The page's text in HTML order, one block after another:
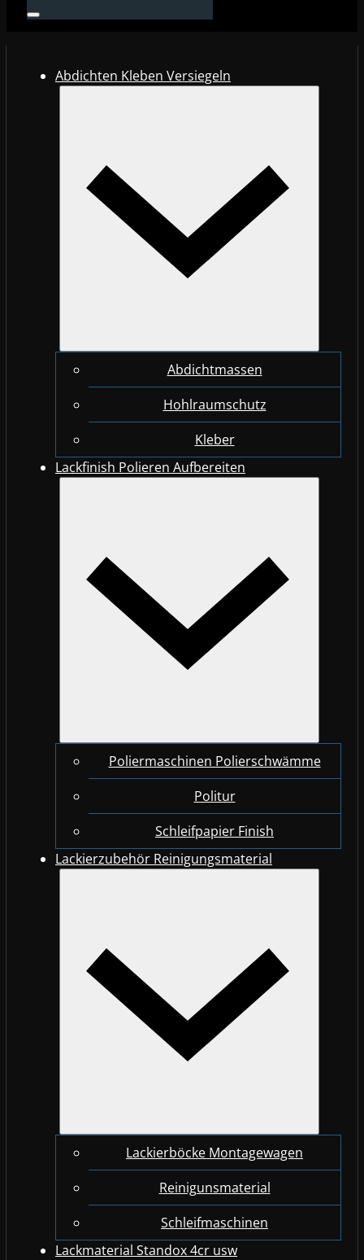
Abdichten Kleben Versiegeln
Abdichtmassen
Hohlraumschutz
Kleber
Lackfinish Polieren Aufbereiten
Poliermaschinen Polierschwämme
Politur
Schleifpapier Finish
Lackierzubehör Reinigungsmaterial
Lackierböcke Montagewagen
Reinigunsmaterial
Schleifmaschinen
Lackmaterial Standox 4cr usw